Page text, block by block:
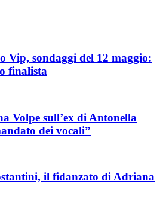
Vip, sondaggi del 12 maggio:
finalista
Volpe sull’ex di Antonella
dei vocali”
il fidanzato di Adriana